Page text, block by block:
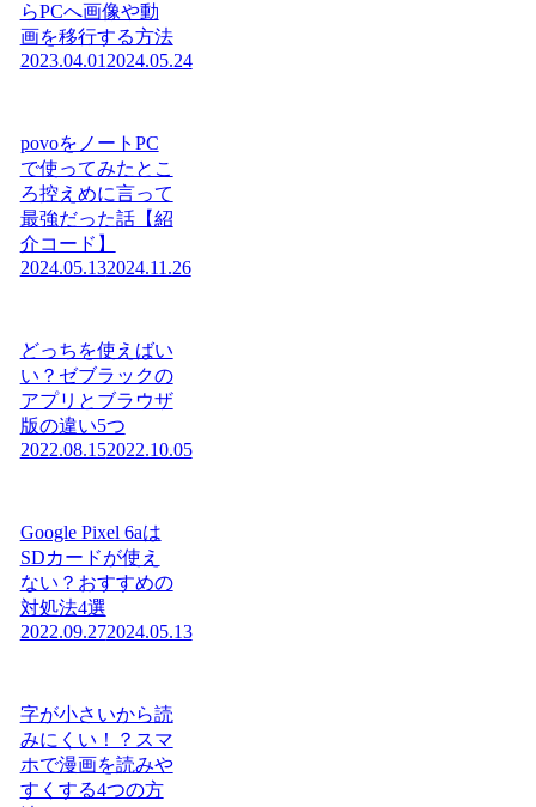
らPCへ画像や動
画を移行する方法
2023.04.01 2024.05.24
povoをノートPC
で使ってみたとこ
ろ控えめに言って
最強だった話【紹
介コード】
2024.05.132024.11.26
どっちを使えばい
い？ゼブラックの
アプリとブラウザ
版の違い5つ
2022.08.152022.10.05
Google Pixel 6aは
SDカードが使え
ない？おすすめの
対処法4選
2022.09.272024.05.13
字が小さいから読
みにくい！？スマ
ホで漫画を読みや
すくする4つの方